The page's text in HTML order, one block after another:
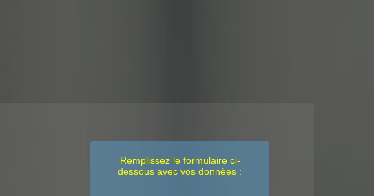
Remplissez le formulaire ci-
dessous avec vos données :